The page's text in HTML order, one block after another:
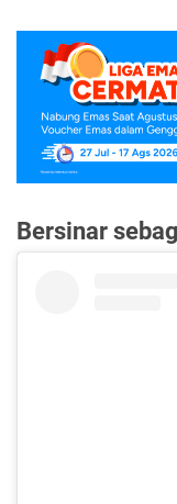
Bersinar